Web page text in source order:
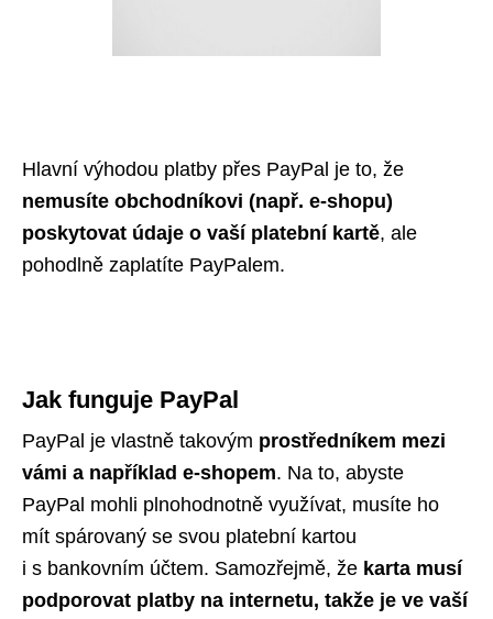
Hlavní výhodou platby přes PayPal je to, že
nemusíte obchodníkovi (např. e-shopu)
poskytovat údaje o vaší platební kartě, ale
pohodlně zaplatíte PayPalem.
Jak funguje PayPal
PayPal je vlastně takovým prostředníkem mezi
vámi a například e-shopem. Na to, abyste
PayPal mohli plnohodnotně využívat, musíte ho
mít spárovaný se svou platební kartou
i s bankovním účtem. Samozřejmě, že karta musí
podporovat platby na internetu, takže je ve vaší